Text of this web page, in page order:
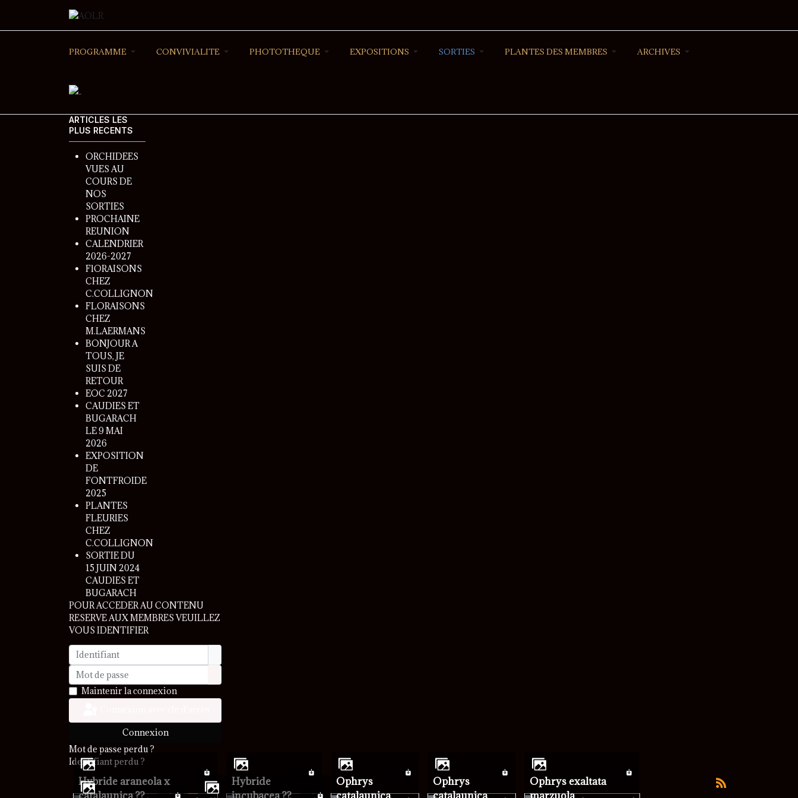
PROGRAMME CONVIVIALITE PHOTOTHEQUE EXPOSITIONS SORTIES PLANTES DES MEMBRES ARCHIVES
ARTICLES LES
PLUS RECENTS
ORCHIDEES
VUES AU
COURS DE
NOS
SORTIES
PROCHAINE
REUNION
CALENDRIER
2026-2027
FlORAISONS
CHEZ
C.COLLIGNON
FLORAISONS
CHEZ
M.LAERMANS
BONJOUR A
TOUS, JE
SUIS DE
RETOUR
EOC 2027
CAUDIES ET
BUGARACH
LE 9 MAI
2026
EXPOSITION
DE
FONTFROIDE
2025
PLANTES
FLEURIES
CHEZ
C.COLLIGNON
SORTIE DU
15 JUIN 2024
CAUDIES ET
BUGARACH
POUR ACCEDER AU CONTENU
RESERVE AUX MEMBRES VEUILLEZ
VOUS IDENTIFIER
Identifiant
Mot de passe
Afficher le mot de passe
Maintenir la connexion
Connexion
Mot de passe perdu ?
Identifiant perdu ?
Hybride araneola x
Hybride
Ophrys
Ophrys
Ophrys exaltata